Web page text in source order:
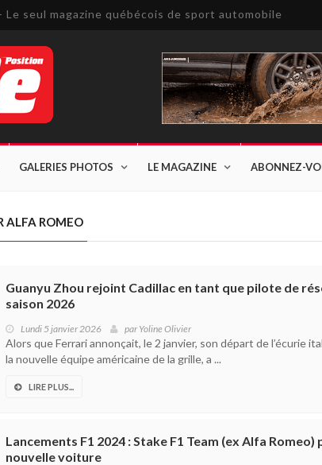
seul magazine québécois de sport automobile
GALERIES PHOTOS LE MAGAZINE ABONNEZ-
ALFA ROMEO
Guanyu Zhou rejoint Cadillac en tant que pilote de
saison 2026
Lundi 5 janvier 2026 par Yoline Olivier
Alors que Ferrari annonçait, le 2 janvier, son départ de l’écurie
la nouvelle équipe américaine de la grille, a ...
LIRE PLUS...
Lancements F1 2024 : Stake F1 Team (ex Alfa Romeo)
nouvelle voiture